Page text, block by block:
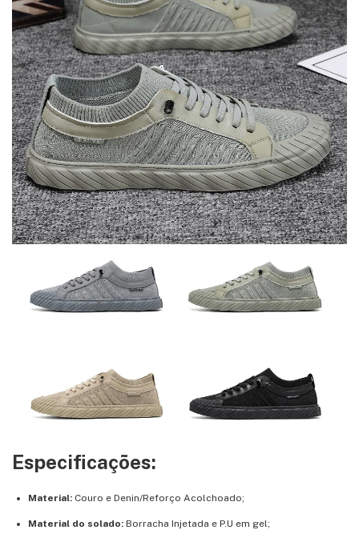
Especificações:
Material: Couro e Denin/Reforço Acolchoado;
Material do solado: Borracha Injetada e P.U em gel;